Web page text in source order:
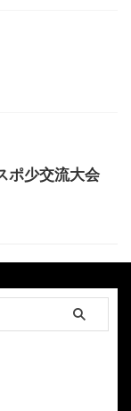
少交流大会